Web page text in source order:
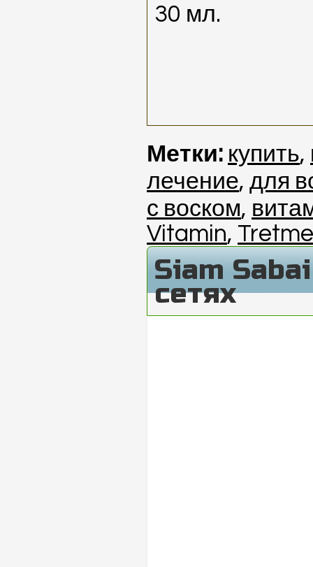
30 мл.
Метки: купить,
лечение, для
с воском,
Vitamin,
Siam
сетях